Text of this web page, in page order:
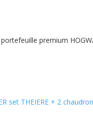
portefeuille premium